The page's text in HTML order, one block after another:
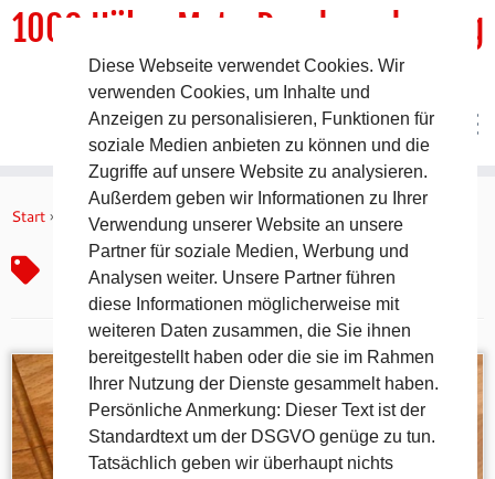
Inhalt
1000 HöhenMeterRundwanderweg
DER Rundwanderweg um Pommelsbrunn
Start » Heuchling
Heuchling
Diese Webseite verwendet Cookies. Wir
verwenden Cookies, um Inhalte und
Anzeigen zu personalisieren, Funktionen für
soziale Medien anbieten zu können und die
Zugriffe auf unsere Website zu analysieren.
Außerdem geben wir Informationen zu Ihrer
Verwendung unserer Website an unsere
Partner für soziale Medien, Werbung und
Analysen weiter. Unsere Partner führen
diese Informationen möglicherweise mit
weiteren Daten zusammen, die Sie ihnen
bereitgestellt haben oder die sie im Rahmen
Ihrer Nutzung der Dienste gesammelt haben.
Persönliche Anmerkung: Dieser Text ist der
Standardtext um der DSGVO genüge zu tun.
Tatsächlich geben wir überhaupt nichts